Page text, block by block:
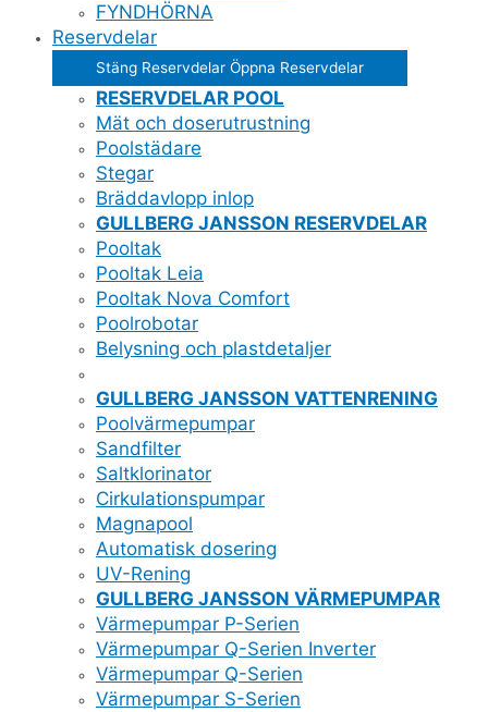
FYNDHÖRNA
Reservdelar
Stäng Reservdelar Öppna Reservdelar
RESERVDELAR POOL
Mät och doserutrustning
Poolstädare
Stegar
Bräddavlopp inlop
GULLBERG JANSSON RESERVDELAR
Pooltak
Pooltak Leia
Pooltak Nova Comfort
Poolrobotar
Belysning och plastdetaljer
GULLBERG JANSSON VATTENRENING
Poolvärmepumpar
Sandfilter
Saltklorinator
Cirkulationspumpar
Magnapool
Automatisk dosering
UV-Rening
GULLBERG JANSSON VÄRMEPUMPAR
Värmepumpar P-Serien
Värmepumpar Q-Serien Inverter
Värmepumpar Q-Serien
Värmepumpar S-Serien